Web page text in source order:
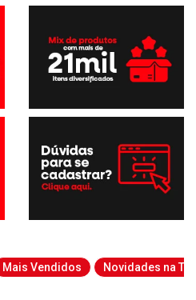
Mais Vendidos Novidades na